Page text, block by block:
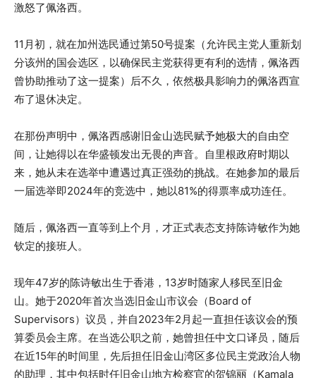
激怒了佩洛西。
11月初，就在加州选民通过第50号提案（允许民主党人重新划
分该州的国会选区，以确保民主党获得更有利的选情，佩洛西
曾协助推动了这一提案）后不久，依然极具影响力的佩洛西宣
布了退休决定。
在那份声明中，佩洛西感谢旧金山选民赋予她极大的自由空
间，让她得以在华盛顿发出无畏的声音。自里根政府时期以
来，她从未在选举中遭遇过真正强劲的挑战。在她参加的最后
一届选举即2024年的竞选中，她以81%的得票率成功连任。
随后，佩洛西一直等到上个月，才正式表态支持陈诗敏作为她
钦定的接班人。
现年47岁的陈诗敏出生于香港，13岁时随家人移民至旧金
山。她于2020年首次当选旧金山市议会（Board of
Supervisors）议员，并自2023年2月起一直担任该议会的预
算委员会主席。在当选公职之前，她曾担任中文口译员，随后
在近15年的时间里，先后担任旧金山湾区多位民主党政治人物
的助理，其中包括时任旧金山地方检察官的贺锦丽（Kamala